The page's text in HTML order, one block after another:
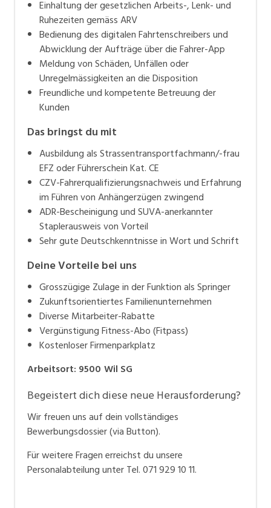
Einhaltung der gesetzlichen Arbeits-, Lenk- und
Ruhezeiten gemäss ARV
Bedienung des digitalen Fahrtenschreibers und
Abwicklung der Aufträge über die Fahrer-App
Meldung von Schäden, Unfällen oder
Unregelmässigkeiten an die Disposition
Freundliche und kompetente Betreuung der
Kunden
Das bringst du mit
Ausbildung als Strassentransportfachmann/-frau
EFZ oder Führerschein Kat. CE
CZV-Fahrerqualifizierungsnachweis und Erfahrung
im Führen von Anhängerzügen zwingend
ADR-Bescheinigung und SUVA-anerkannter
Staplerausweis von Vorteil
Sehr gute Deutschkenntnisse in Wort und Schrift
Deine Vorteile bei uns
Grosszügige Zulage in der Funktion als Springer
Zukunftsorientiertes Familienunternehmen
Diverse Mitarbeiter-Rabatte
Vergünstigung Fitness-Abo (Fitpass)
Kostenloser Firmenparkplatz
Arbeitsort: 9500 Wil SG
Begeistert dich diese neue Herausforderung?
Wir freuen uns auf dein vollständiges
Bewerbungsdossier (via Button).
Für weitere Fragen erreichst du unsere
Personalabteilung unter Tel. 071 929 10 11.